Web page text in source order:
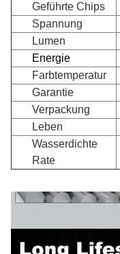
Geführte Chips
Spannung
Lumen
Energie
Farbtemperatur
Garantie
Verpackung
Leben
Wasserdichte
Rate